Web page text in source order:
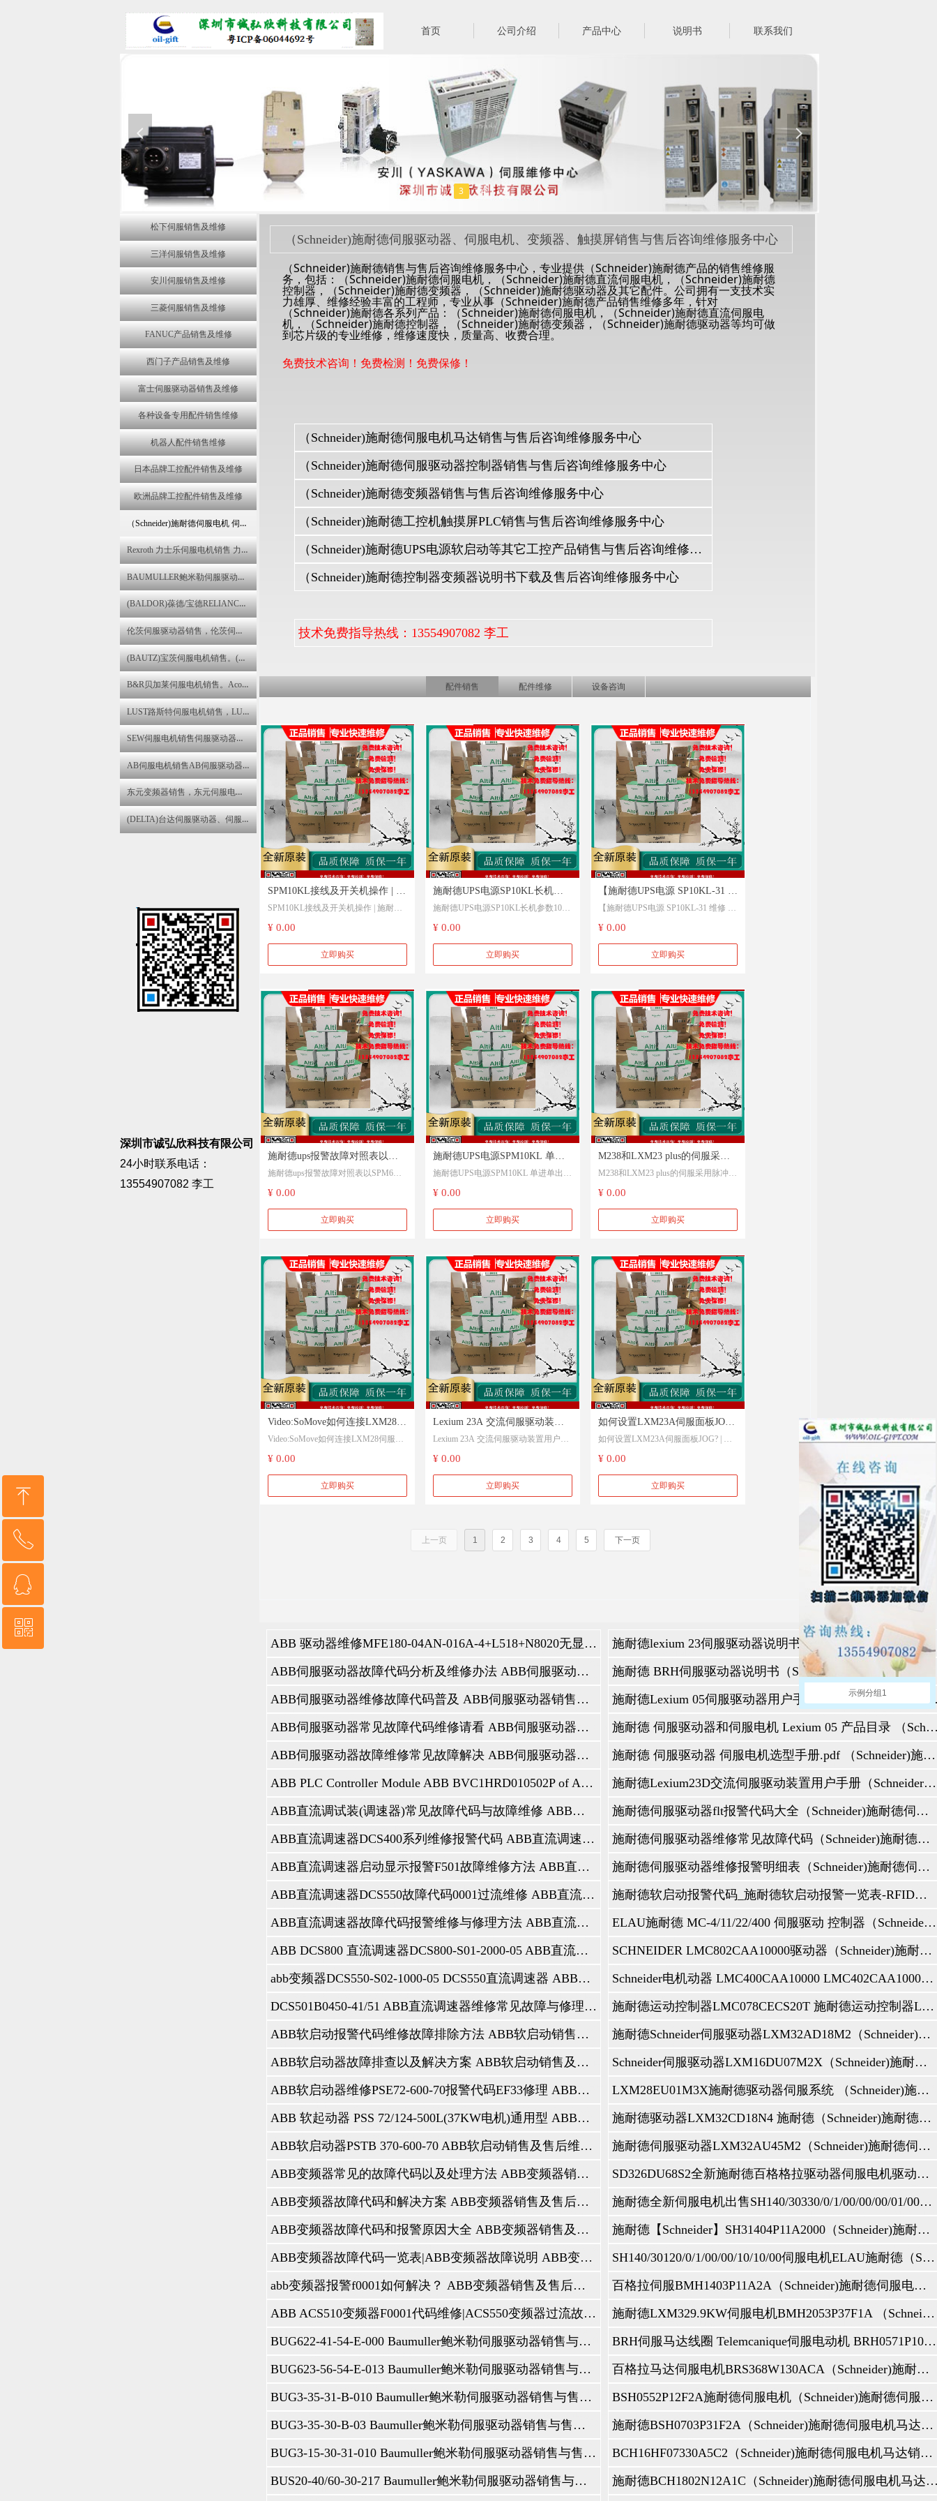
首页 公司介绍 产品中心 说明书 联系我们
1 2 3 4 5
넳 넲
配件销售 配件维修 设备咨询
SPM10KL接线及开关机操作 | 施
耐德电气 China SP10KL-31
SP10KL-31P SP10KL-33
SP15KL-31P SP15KL-33
SP15KL-33P SP20KL-31P
SP20KL-33P SPRM6KL
SPM10KL接线及开关机操作 | 施耐德
15KL-31P SP15KL-33 SP15KL-33P SP
20KL-31P SP20KL-33P SPRM6KL
¥ 0.00
立即购买
施耐德UPS电源SP10KL长机参
数10KVA后备电源 施耐德UPS电
源SP10KL-31P参数简介 视频
施耐德UPS电源SP10KL长机参数10K
¥ 0.00
立即购买
【施耐德UPS电源 SP10KL-31 维
修 维护 故障报警】 施耐德UPS
电源SP10KL SPM10KL 技术参
数 施耐德SPM10KL UPS电源的
开关机方法
【施耐德UPS电源 SP10KL-31 维修 维
L UPS电源的开关机方法
¥ 0.00
立即购买
施耐德ups报警故障对照表以
SPM6KL/10KL为例 SP15KL-31
SP15KL-31P SP15KL-33
SP15KL-33P SP20KL-31P
SP20KL-33P SPRM6KL
施耐德ups报警故障对照表以SPM6KL/
10KL为例 SP15KL-31 SP15KL-31P SP
20KL-33P SPRM6KL
¥ 0.00
立即购买
施耐德UPS电源SPM10KL 单进
单出SPM10KL 施耐德UPS电源
SP10KL-33P schneider施耐德
UPS电源 SP10KL-31 SP10KL-
31P SP10KL-33 SP10KL-33P
施耐德UPS电源SPM10KL 单进单出S
PM10KL 施耐德UPS电源SP10KL-33P
P10KL-31P SP10KL-33 SP10KL-33P
¥ 0.00
立即购买
M238和LXM23 plus的伺服采用
脉冲控制,如何接线? | 施耐德
M238和LXM23 plus的伺服采用脉冲控
制,如何接线? | 施耐德
¥ 0.00
立即购买
Video:SoMove如何连接LXM28伺
服驱动器? | 施耐德电气 China
Video:SoMove如何连接LXM28伺服驱
¥ 0.00
立即购买
Lexium 23A 交流伺服驱动装置
用户手册 | Schneider Electric
Lexium 23A 交流伺服驱动装置用户手
¥ 0.00
立即购买
如何设置LXM23A伺服面板JOG?
| 施耐德电气 China
如何设置LXM23A伺服面板JOG? | 施
¥ 0.00
立即购买
上一页 1 2 3 4 5 下一页
（Schneider)施耐德伺服驱动器、伺服电机、变频器、触摸屏销售与售后咨询维修服务中心
（Schneider)施耐德销售与售后咨询维修服务中心，专业提供（Schneider)施耐德产品的销售维修服
务，包括：（Schneider)施耐德伺服电机，（Schneider)施耐德直流伺服电机，（Schneider)施耐德
控制器，（Schneider)施耐德变频器，（Schneider)施耐德驱动器及其它配件。公司拥有一支技术实
力雄厚、维修经验丰富的工程师，专业从事（Schneider)施耐德产品销售维修多年，针对
（Schneider)施耐德各系列产品：（Schneider)施耐德伺服电机，（Schneider)施耐德直流伺服电
机，（Schneider)施耐德控制器，（Schneider)施耐德变频器，（Schneider)施耐德驱动器等均可做
到芯片级的专业维修，维修速度快，质量高、收费合理。
免费技术咨询！免费检测！免费保修！
（Schneider)施耐德伺服电机马达销售与售后咨询维修服务中心
（Schneider)施耐德伺服驱动器控制器销售与售后咨询维修服务中心
（Schneider)施耐德变频器销售与售后咨询维修服务中心
（Schneider)施耐德工控机触摸屏PLC销售与售后咨询维修服务中心
（Schneider)施耐德UPS电源软启动等其它工控产品销售与售后咨询维修服务中心
（Schneider)施耐德控制器变频器说明书下载及售后咨询维修服务中心
技术免费指导热线：13554907082 李工
ABB直流调试装(调速器)常见故障代码与故障维修 ABB直流调速器销售及售后维修咨询服务中心
ABB PLC Controller Module ABB BVC1HRD010502P of ABB Motor ABB伺服驱动器销售及售后维修咨询服务中心
ABB伺服驱动器故障维修常见故障解决 ABB伺服驱动器销售及售后维修咨询服务中心
ABB伺服驱动器常见故障代码维修请看 ABB伺服驱动器销售及售后维修咨询服务中心
ABB伺服驱动器维修故障代码普及 ABB伺服驱动器销售及售后维修咨询服务中心
ABB伺服驱动器故障代码分析及维修办法 ABB伺服驱动器销售及售后维修咨询服务中心
ABB 驱动器维修MFE180-04AN-016A-4+L518+N8020无显示修理 ABB 伺服驱动器销售及售后维修咨询服务中心
施耐德Lexium23D交流伺服驱动装置用户手册（Schneider)施耐德伺服驱动器控制器销售与售后咨询维修服务中心
施耐德 伺服驱动器 伺服电机选型手册.pdf （Schneider)施耐德伺服驱动器控制器销售与售后咨询维修服务中心
施耐德 伺服驱动器和伺服电机 Lexium 05 产品目录 （Schneider)施耐德伺服驱动
施耐德Lexium 05伺服驱动器用户手册 （Schneider)施耐德伺服
施耐德lexium 23伺服驱动器说明书（Schneider)施耐德伺服驱动器控制器销售与售后咨询维修服务中心
施耐德伺服驱动器维修报警明细表（Schneider)施耐德伺服驱动器控制器销售与售后咨询维修服务中心
施耐德伺服驱动器维修常见故障代码（Schneider)施耐德伺服驱动器控制器销售与售后咨询维修服务中心
施耐德伺服驱动器flt报警代码大全（Schneider)施耐德伺服驱动器控制器销售与售后咨询维修服务中心
施耐德软启动报警代码_施耐德软启动报警一览表-RFID信息网（Schneider)施耐德伺服驱动器控制器销售与售后咨询维修服务中心
ELAU施耐德 MC-4/11/22/400 伺服驱动 控制器（Schneider)施耐德伺服驱动器控制器销售与售后咨询维修服务中心
ABB直流调速器DCS400系列维修报警代码 ABB直流调速器销售及售后维修咨询服务中心
ABB直流调速器启动显示报警F501故障维修方法 ABB直流调速器销售及售后维修咨询服务中心
ABB直流调速器DCS550故障代码0001过流维修 ABB直流调速器销售及售后维修咨询服务中心
ABB直流调速器故障代码报警维修与修理方法 ABB直流调速器销售及售后维修咨询服务中心
ABB DCS800 直流调速器DCS800-S01-2000-05 ABB直流调速器销售及售后维修咨询服务中心
abb变频器DCS550-S02-1000-05 DCS550直流调速器 ABB直流调速器销售及售后维修咨询服务中心
DCS501B0450-41/51 ABB直流调速器维修常见故障与修理经验 ABB直流调速器销售及售后维修咨询服务中心
SCHNEIDER LMC802CAA10000驱动器（Schneider)施耐德伺服驱动器控制器销售与售后咨询维修服务中心
Schneider电机动器 LMC400CAA10000 LMC402CAA10000施耐德运动控制器（Schneider)施耐德伺服驱动器控制器销售与售后咨询维修服务中心
施耐德运动控制器LMC078CECS20T 施耐德运动控制器LMC058（Schneider)施耐德伺服驱动器控制器销售与售后咨询维修服务中心
施耐德Schneider伺服驱动器LXM32AD18M2（Schneider)施耐德伺服驱动器控制器销售与售后咨询维修服务中心
Schneider伺服驱动器LXM16DU07M2X（Schneider)施耐德伺服驱动器控制器销售与售后咨询维修服务中心
LXM28EU01M3X施耐德驱动器伺服系统 （Schneider)施耐德伺服驱动器控制器销售与售后咨询维修服务中心
施耐德驱动器LXM32CD18N4 施耐德（Schneider)施耐德伺服驱动器控制器销售与售后咨询维修服务中心
施耐德伺服驱动器LXM32AU45M2（Schneider)施耐德伺服驱动器控制器销售与售后咨询维修服务中心
SD326DU68S2全新施耐德百格格拉驱动器伺服电机驱动器（Schneider)施耐德伺服驱动器控制器销售与售后咨询维修服务中心
施耐德全新伺服电机出售SH140/30330/0/1/00/00/00/01/00（Schneider)施耐德伺服电机马达销售与售后咨询维修服务中心
施耐德【Schneider】SH31404P11A2000（Schneider)施耐德伺服电机马达销售与售后咨询维修服务中心
SH140/30120/0/1/00/00/10/10/00伺服电机ELAU施耐德（Schneider)施耐德伺服电机马达销售与售后咨询维修服务中心
百格拉伺服BMH1403P11A2A（Schneider)施耐德伺服电机马达销售与售后咨询维修服务中心
ABB软启动报警代码维修故障排除方法 ABB软启动销售及售后维修咨询服务中心
ABB软启动器故障排查以及解决方案 ABB软启动销售及售后维修咨询服务中心
ABB软启动器维修PSE72-600-70报警代码EF33修理 ABB软启动销售及售后维修咨询服务中心
ABB 软起动器 PSS 72/124-500L(37KW电机)通用型 ABB软启动销售及售后维修咨询服务中心
ABB软启动器PSTB 370-600-70 ABB软启动销售及售后维修咨询服务中心
ABB变频器常见的故障代码以及处理方法 ABB变频器销售及售后维修咨询服务中心
ABB变频器故障代码和解决方案 ABB变频器销售及售后维修咨询服务中心
ABB变频器故障代码和报警原因大全 ABB变频器销售及售后维修咨询服务中心
ABB变频器故障代码一览表|ABB变频器故障说明 ABB变频器销售及售后维修咨询服务中心
abb变频器报警f0001如何解决？ ABB变频器销售及售后维修咨询服务中心
ABB ACS510变频器F0001代码维修|ACS550变频器过流故障修理 ABB变频器销售及售后维修咨询服务中心
BUG622-41-54-E-000 Baumuller鲍米勒伺服驱动器销售与售后咨询维修服务中心 BUG622-38-55-54-000 鲍米勒驱动器跳闸上错电电源灯不亮修理闪红灯故障红灯报警维修
BUG623-56-54-E-013 Baumuller鲍米勒伺服驱动器销售与售后咨询维修服务中心 BUG623-56-54-E-009 鲍米勒驱动器跳闸上错电电源灯不亮修理闪红灯故障红灯报警维修
BUG3-35-31-B-010 Baumuller鲍米勒伺服驱动器销售与售后咨询维修服务中心 BUG3-35-31-B-003 鲍米勒驱动器跳闸上错电电源灯不亮修理闪红灯故障红灯报警维修
BUG3-35-30-B-03 Baumuller鲍米勒伺服驱动器销售与售后咨询维修服务中心 BUG3-35-30-B-002 鲍米勒驱动器跳闸上错电电源灯不亮修理闪红灯故障红灯报警维修
BUG3-15-30-31-010 Baumuller鲍米勒伺服驱动器销售与售后咨询维修服务中心 鲍米勒驱动器跳闸上错电电源灯不亮修理闪红灯故障红灯报警维修
BUS20-40/60-30-217 Baumuller鲍米勒伺服驱动器销售与售后咨询维修服务中心 BUS20-60/90-30-007 鲍米勒驱动器跳闸上错电电源灯不亮修理闪红灯故障红灯报警维修
施耐德LXM329.9KW伺服电机BMH2053P37F1A （Schneider)施耐德伺服电机马达销售与售后咨询维修服务中心
BRH伺服马达线圈 Telemcanique伺服电动机 BRH0571P10F1A（Schneider)施耐德伺服电机马达销售与售后咨询维修服务中心
百格拉马达伺服电机BRS368W130ACA（Schneider)施耐德伺服电机马达销售与售后咨询维修服务中心
BSH0552P12F2A施耐德伺服电机（Schneider)施耐德伺服电机马达销售与售后咨询维修服务中心
施耐德BSH0703P31F2A（Schneider)施耐德伺服电机马达销售与售后咨询维修服务中心
BCH16HF07330A5C2（Schneider)施耐德伺服电机马达销售与售后咨询维修服务中心
施耐德BCH1802N12A1C（Schneider)施耐德伺服电机马达
ABB伺服驱动器常见故障代码维修请看：ABB的ACS550伺服驱动器是通用驱动器，涵盖了广泛的工业应用。ACS550即插即用，开箱即用，非常适合从泵和风扇到输送机和搅拌
变和恒定扭矩应用，以及许多其他可变和恒定扭矩应用。因为ACS550是非常有价值的工具，所以当出现问题时可能会令人头疼。故障代码超过50个，可能很难确定驱动器在哪里遇
在下面，您将找到该系列涵盖的每个故障的列表，每个故障的简要说明以及该系列各部分的超链接。我们建议您仔细阅读每个部分，因为它们包括有关可能原因，ABB伺服驱动
第1部分–过电流和过电压
过电流–驱动器将在**和基本键盘上分别显示“ FAULT-1”或“ F0001”。当从驱动器到电动机的输出电流超过使故障跳闸的预设水平时，将发生此故障。通常，该水平是变频器**额
流输出水平的200％。
过压–驱动器将在**和基本键盘上分别显示“ OVERVOLTAGE”或“ F0002”。当中间DC BUS超过预定值时，会发生此故障。通常，此值为800 V DC。
散热器过热–驱动器将在**和基本键盘上分别显示“ FAULT-3”或“ F0003”。当散热器温度达到跳变点（取决于框架尺寸）为115°C或125°C时，会发生此故障。
短路–驱动器将在**和基本键盘上分别显示“ FAULT-4”或“ F0004”。该故障在与“ FAULT-1”类似的情况下发生，但查看输出设备是否短路和更多瞬时浪涌。
第3部分–直流欠压和AI-1 / AI-2损耗
直流欠压–驱动器将在**和基本键盘上分别显示“ FAULT-6 UNDERVOLTAGE”（故障6欠压）或“ F0006”。当DC BUS降至驱动器运行所需的**水平以下时，将发生此故障。这是
AI-1和AI-2丢失–驱动器将在**和基本键盘上分别显示“ FAULT-7 AI-1 LOSS”或“ FAULT-8 AI-2 LOSS”以及“ F0007”或“ F0008”。当模拟输入降至某个可配置水平以下时，会发生这
障。
电动机超温–驱动器将在**和基本键盘上分别显示“ FAULT-9 MOTOR OVERTEMP”（FAULT-9电动机超温）或“ F0009”。根据驱动器的估计或单独的反馈设备，此故障表示电动机
热。
第5部分–编码器错误和电动机相位
果不存在编码器，则由于参数错误也会显示此故障。电动机相位–驱动器将在**和基本键盘上分别显示“ FAULT-34 MOTOR PHASE”或“ F0034”。如果输出电动机的某一相丢失或断开
无法通电，则会发生此故障
ABB伺服驱动器维修故障代码普及
障代码，以供查询。
ABB伺服驱动器故障代码维修：
1和2205 ACCELER TIME 2），电动机，电动机电缆或连接故障。
故障编号： 2故障名称： DC OVERVOLT故障/报警描述：中间电路直流电压过高。检查并纠正：输入电源中的静态或瞬态过电压，减速时间不足（参数2203
故障号： 3故障名称： DEV
OVERTEMP故障/报警描述：ABB伺服驱动器散热器过热。温度达到或超过极限。R1…R4：115°C（239°F）R5，R6：125°C（257°F）检查并纠正：风扇故障，气流障碍，散热器上
垢或灰尘涂层，环境温度过高，电动机负载过大
故障编号： 5故障名称： RESERVED故障/报警说明：故障未使用
故障编号： 6故障名称： DC UNDERVOLT故障/报警说明：中间电路直流电压不足。检查并纠正：输入电源缺相，保险丝熔断，电源欠压。
LIMIT（3021）。检查并纠正：模拟输入的源和连接，AI1 FAULT LIMIT（3021）和3001 AI <MIN FUNCTION的参数设置
故障编号： 8故障名称： AI2 LOSS 故障/报警描述：模拟输入2丢失。模拟输入值小于AI2 FAULT
故障号： 9故障名称： MOT
OVERTEMP故障/报警描述：根据ABB伺服驱动器的估算值或温度反馈，电机过热。检查电动机是否过载，调整用于估算的参数（3005…3009），检查温度传感器和组35：MOTOR
TEMP MEAS参数。
LOSS故障/报警描述：面板通讯丢失，或者：伺服驱动器处于本地控制模式（控制面板显示LOC），或者伺服驱动器处于远程控制模式（REM）并被参数设置为接受从控制面板开始/
止，方向或参考。要更正检查：通信线路和连接，参数3002I
故障编号： 11故障名称： ID RUN FAIL故障/报警描述：电机ID Run未成功完成。检查并纠正：电动机连接，电动机参数9905…9909
故障编号： 12故障名称： MOTOR
故障编号： 13故障名称： RESERVED故障/报警说明：未使用
故障编号： 14故障名称： EXT FAULT 1故障/报警说明：定义为报告个外部故障的数字输入处于活动状态。参见参数
3003 EXTERNAL FAULT1。
3004 EXTERNAL FAULT 2
故障编号： 16故障名称： EARTH
能产生误报。
电机电缆或连接错误。ABB伺服驱动器故障代码分析及维修办法有哪些?
错误编号：2错误名称：DCOVERVOLT错误/警报描述：断路器的直流电压过高。检查和修理：静态或瞬态过电压输入电源、减速时间不足(参数2203DECELERTIME1和
2206DECELERTIME2)和制动粉碎机尺寸(如果有)太小。确保过压控制器已打开(参数2005)。
力、散热器上的污垢或灰尘涂层、环境温度过高、发动机负荷过大
错误编号：4错误名称：短路错误/报警描述：故障电流。检查并纠正：电机电缆或电机短路、电源故障
错误编号：6错误名称：DCUNDERVOLT错误/警报描述：断路器的直流电压不足。检查并纠正：输入电源无相，保险丝熔断，电源电压过低。
错误编号：7错误名称：AI1LOSS错误/报警描述：模拟输入1丢失。模拟输入小于。ai1故障(3021)。检查并纠正：模拟输入源和连接、AI1FAULTIT(3021)和3001AI参数设置
错误编号：9错误名称：MOTOVERTEMP错误/报警描述：根据错误/报警说明：ABB伺服驱动器估计值或温度反馈，电机过热。检查发动机是否过载，调整估计参数
查温度传感器和第35组：MOTORTEMPMEAS的参数。
错误编号：10错误名称：PANELLOSS错误/警报描述：面板连接丢失或服务器模式处于本地控制模式(显示在控制面板中)LOC或服务器模式位于远程控制模式(REM)。该参数设置
错误编号：11错误名称：IDRUFAIL错误/警报描述：发动机IDRun无法完成检查和维修：发动机连接，发动机参数9905…9909
错误编号：12错误名称：MOTORSTALL错误/警报描述：引擎或进程停止。发动机在停止区域运行。检查并纠正：过载、发动机功率不足、参数3010至3012。
错误编号：14错误名称：EXTFAULT1错误/报警描述：定义为报告外部错误的数字输入处于活动状态。
错误编号：16错误名称：土方故障错误/警报描述：在电机或电机电缆中检测到可能的接地错误。当伺服驱动器是否工作时，伺服驱动器监测接地故障。如果伺服驱动器不工作
ABB伺服驱动器故障代码分析及维修办法有哪些?错误编号：6错误名称：DCUNDERVOLT错误/警报描述：断路器的直流电压不足。检查并纠正：输入电源无相，保险丝熔断，
电压过低。
LVL减小接地故障的检测水平，输入接地的三角电源和高电容的电动机电缆在非运行测试期间可能会导致错误的错误报告。要在ABB伺服驱动器未运行时禁用对故障监视的响应，请
参数3023检
ABB 伺服驱动器 MICROFLEX 用户手册中文高清版
https://www.docin.com/p-203520837.html
深圳市诚弘欣科技有限公司
24小时联系电话：
13554907082 李工
松下伺服销售及维修
三洋伺服销售及维修
安川伺服销售及维修
三菱伺服销售及维修
FANUC产品销售及维修
西门子产品销售及维修
富士伺服驱动器销售及维修
各种设备专用配件销售维修
机器人配件销售维修
日本品牌工控配件销售及维修
欧洲品牌工控配件销售及维修
（Schneider)施耐德伺服电机 伺服驱动器维修 变频器销售 控制器维修
Rexroth 力士乐伺服电机销售 力士乐伺服器变频器报警维修
BAUMULLER鲍米勒伺服驱动器,伺服电机销售 包米勒伺服器报警维修
(BALDOR)葆德/宝德RELIANCE ELECTRIC瑞恩伺服马达维修
伦茨伺服驱动器销售，伦茨伺服电机维修伦茨变频器维修
(BAUTZ)宝茨伺服电机销售。(BAUTZ)宝茨伺服驱动器维修
B&R贝加莱伺服电机销售。Acopos伺服驱动器维修,B&R贝加莱直流电机维修
LUST路斯特伺服电机销售，LUST路斯特伺服驱动器维修
SEW伺服电机销售伺服驱动器、伺服电机、步进电机销售与售后咨询维修服务中心
AB伺服电机销售AB伺服驱动器销售AB变频器维修
东元变频器销售，东元伺服电机维修。东元伺服驱动器维修
(DELTA)台达伺服驱动器、伺服电机、变频器销售与售后咨询维修服务中心
示例分组1
ꁸ
回到顶部
ꂅ
13554907082
ꁗ
QQ客服
ꀥ